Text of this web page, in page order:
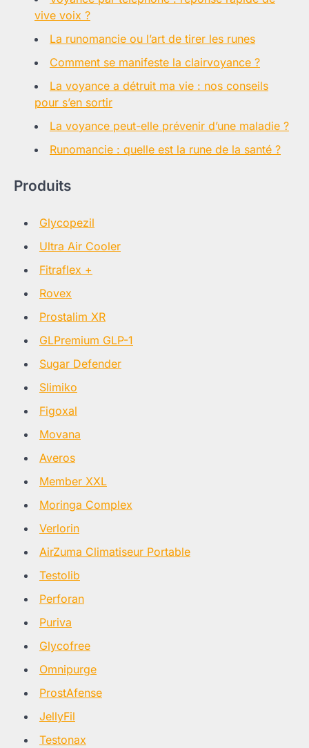
vive voix ?
La runomancie ou l’art de tirer les runes
Comment se manifeste la clairvoyance ?
La voyance a détruit ma vie : nos conseils
pour s’en sortir
La voyance peut-elle prévenir d’une maladie ?
Runomancie : quelle est la rune de la santé ?
Produits
Glycopezil
Ultra Air Cooler
Fitraflex +
Rovex
Prostalim XR
GLPremium GLP-1
Sugar Defender
Slimiko
Figoxal
Movana
Averos
Member XXL
Moringa Complex
Verlorin
AirZuma Climatiseur Portable
Testolib
Perforan
Puriva
Glycofree
Omnipurge
ProstAfense
JellyFil
Testonax